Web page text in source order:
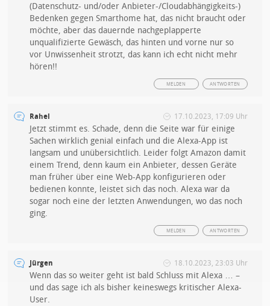
(Datenschutz- und/oder Anbieter-/Cloudabhängigkeits-)
Bedenken gegen Smarthome hat, das nicht braucht oder
möchte, aber das dauernde nachgeplapperte
unqualifizierte Gewäsch, das hinten und vorne nur so
vor Unwissenheit strotzt, das kann ich echt nicht mehr
hören!!
ANTWORTEN
MELDEN
Rahel 17.10.2023, 17:09 Uhr
Jetzt stimmt es. Schade, denn die Seite war für einige
Sachen wirklich genial einfach und die Alexa-App ist
langsam und unübersichtlich. Leider folgt Amazon damit
einem Trend, denn kaum ein Anbieter, dessen Geräte
man früher über eine Web-App konfigurieren oder
bedienen konnte, leistet sich das noch. Alexa war da
sogar noch eine der letzten Anwendungen, wo das noch
ging.
ANTWORTEN
MELDEN
Jürgen 18.10.2023, 23:03 Uhr
Wenn das so weiter geht ist bald Schluss mit Alexa … –
und das sage ich als bisher keineswegs kritischer Alexa-
User.